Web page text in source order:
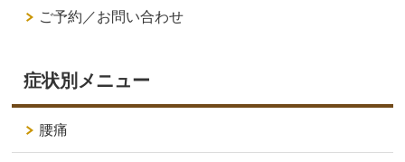
ご予約／お問い合わせ
症状別メニュー
腰痛